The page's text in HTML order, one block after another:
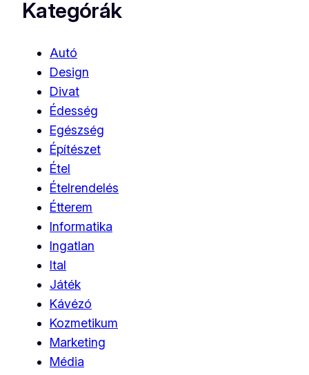
Kategórák
Autó
Design
Divat
Édesség
Egészség
Építészet
Étel
Ételrendelés
Étterem
Informatika
Ingatlan
Ital
Játék
Kávézó
Kozmetikum
Marketing
Média